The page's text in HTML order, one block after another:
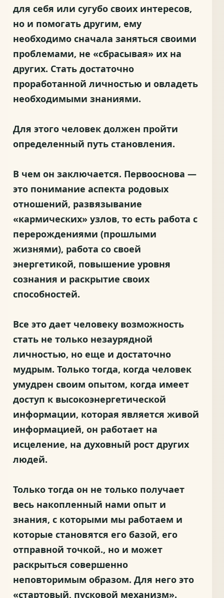
для себя или сугубо своих интересов,
но и помогать другим, ему
необходимо сначала заняться своими
проблемами, не «сбрасывая» их на
других. Стать достаточно
проработанной личностью и овладеть
необходимыми знаниями.
Для этого человек должен пройти
определенный путь становления.
В чем он заключается. Первооснова —
это понимание аспекта родовых
отношений, развязывание
«кармических» узлов, то есть работа с
перерождениями (прошлыми
жизнями), работа со своей
энергетикой, повышение уровня
сознания и раскрытие своих
способностей.
Все это дает человеку возможность
стать не только незаурядной
личностью, но еще и достаточно
мудрым. Только тогда, когда человек
умудрен своим опытом, когда имеет
доступ к высокоэнергетической
информации, которая является живой
информацией, он работает на
исцеление, на духовный рост других
людей.
Только тогда он не только получает
весь накопленный нами опыт и
знания, с которыми мы работаем и
которые становятся его базой, его
отправной точкой., но и может
раскрыться совершенно
неповторимым образом. Для него это
«стартовый, пусковой механизм».